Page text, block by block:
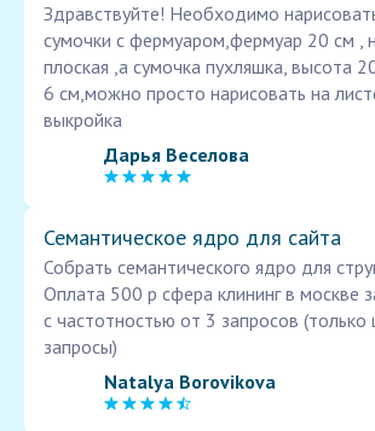
Здравствуйте! Необходимо
сумочки с фермуаром,фермуар 20 см ,
плоская ,а сумочка пухляшка, высота
6 см,можно просто нарисовать на
выкройка
Дарья Веселова
Семантическое ядро для сайта
Собрать семантического ядро для
Оплата 500 р сфера клининг в москве
с частотностью от 3 запросов (только
запросы)
Natalya Borovikova